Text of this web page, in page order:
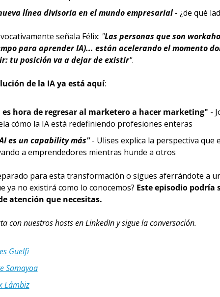
línea divisoria en el mundo empresarial - ¿de qué
señala Félix: "Las personas que son
para aprender IA)... están acelerando el momento
tu posición va a dejar de existir".
de la IA ya está aquí:
es hora de regresar al marketero a hacer marketing" -
cómo la IA está redefiniendo profesiones enteras
es un capability más" - Ulises explica la perspectiva que
a emprendedores mientras hunde a otros
para esta transformación o sigues aferrándote a
ya no existirá como lo conocemos? Este episodio podría
atención que necesitas.
con nuestros hosts en LinkedIn y sigue la conversación.
Guelfi
Samayoa
Lámbiz